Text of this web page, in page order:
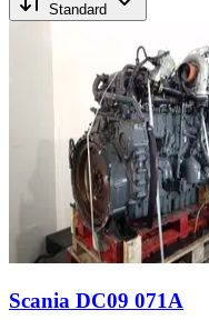
Standard
Scania DC09 071A